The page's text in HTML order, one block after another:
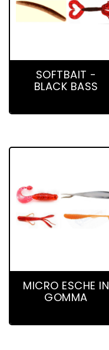
SOFTBAIT -
BLACK BASS
MICRO ESCHE IN
GOMMA